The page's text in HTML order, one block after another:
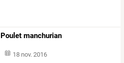
Poulet manchurian
18 nov. 2016